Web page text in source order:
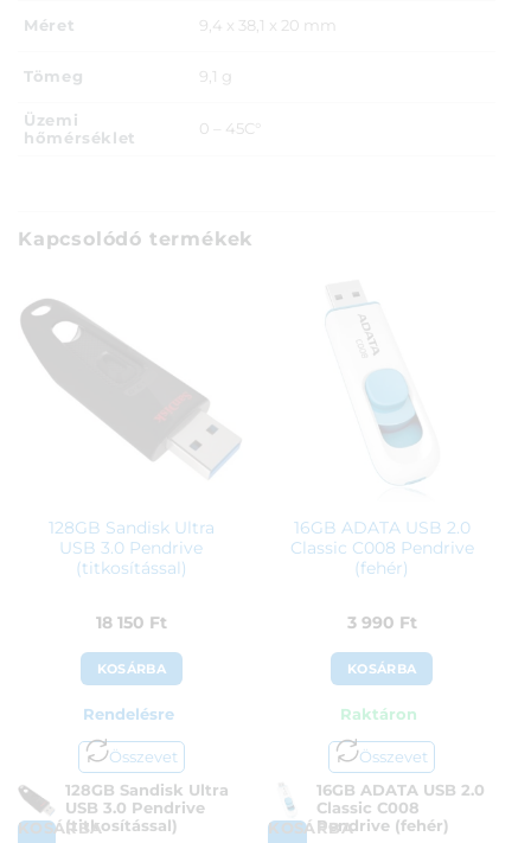
Méret 9,4 x 38,1 x 20 mm
Tömeg 9,1 g
Üzemi
hőmérséklet
0 – 45C°
Kapcsolódó termékek
128GB Sandisk Ultra
USB 3.0 Pendrive
(titkosítással)
18 150 Ft
KOSÁRBA
Rendelésre
Összevet
KOSÁRBA
128GB Sandisk Ultra
USB 3.0 Pendrive
(titkosítással)
16GB ADATA USB 2.0
Classic C008 Pendrive
(fehér)
3 990 Ft
KOSÁRBA
Raktáron
Összevet
KOSÁRBA
16GB ADATA USB 2.0
Classic C008
Pendrive (fehér)